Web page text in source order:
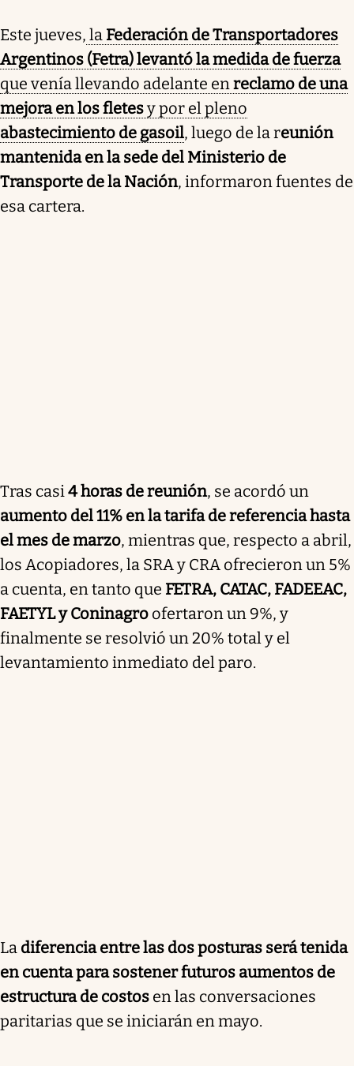
Este jueves, la Federación de Transportadores
Argentinos (Fetra) levantó la medida de fuerza
que venía llevando adelante enreclamo de una
mejora en los fletesy por el pleno
abastecimiento de gasoil, luego de la reunión
mantenida en la sede del Ministerio de
Transporte de la Nación, informaron fuentes de
esa cartera.
Tras casi4 horas de reunión, se acordó un
aumento del 11% en la tarifa de referencia hasta
el mes de marzo, mientras que, respecto a abril,
los Acopiadores, la SRA y CRA ofrecieron un 5%
a cuenta, en tanto que FETRA, CATAC, FADEEAC,
FAETYL y Coninagro ofertaron un 9%, y
finalmente se resolvió un 20% total y el
levantamiento inmediato del paro.
La diferencia entre las dos posturas será tenida
en cuenta para sostener futuros aumentos de
estructura de costos en las conversaciones
paritarias que se iniciarán en mayo.